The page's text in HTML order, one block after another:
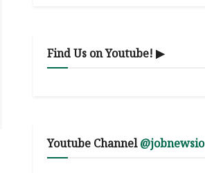
Find Us on Youtube! ▶
Youtube Channel@jobnewsio